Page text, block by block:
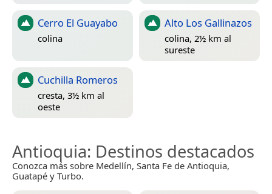
Cerro El Guayabo
colina
Alto Los Gallinazos
colina, 2½ km al
sureste
Cuchilla Romeros
cresta, 3½ km al
oeste
Antioquia: Destinos destacados
Conozca más sobre Medellín, Santa Fe de Antioquia,
Guatapé y Turbo.